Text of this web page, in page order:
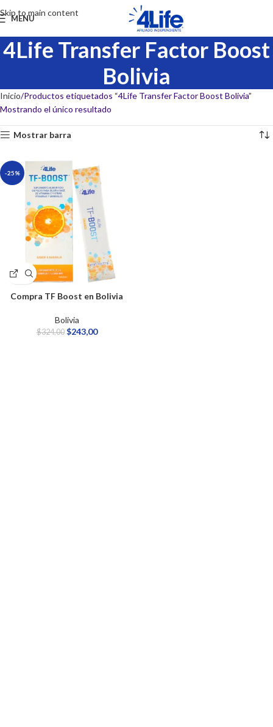
Skip to main content
MENU
4Life Transfer Factor Boost
Bolivia
Inicio Productos etiquetados “4Life Transfer Factor Boost Bolivia”
Mostrando el único resultado
Mostrar barra
-25%
Compra TF Boost en Bolivia
Bolivia
$324,00 $243,00